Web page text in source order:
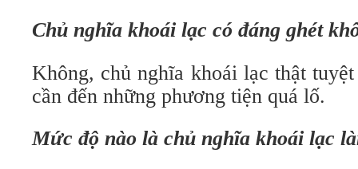
Chủ nghĩa khoái lạc có đáng ghét
Không, chủ nghĩa khoái lạc thật
cần đến những phương tiện quá lố.
Mức độ nào là chủ nghĩa khoái lạc